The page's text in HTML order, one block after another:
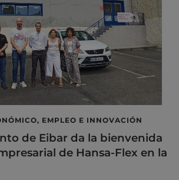
EMPLEO E INNOVACIÓN
de Eibar da la bienvenida
de Hansa-Flex en la